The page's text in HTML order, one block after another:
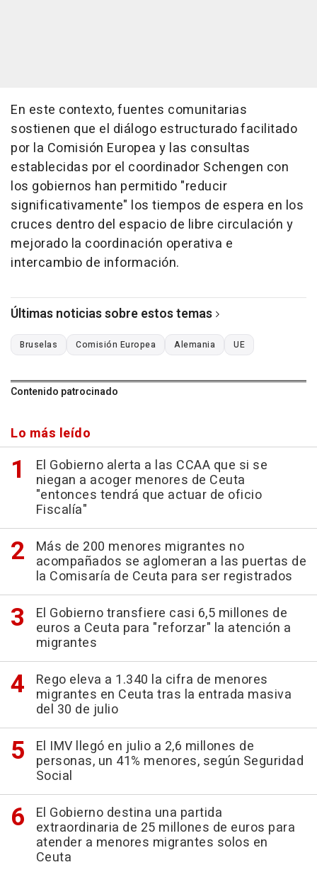
En este contexto, fuentes comunitarias
sostienen que el diálogo estructurado facilitado
por la Comisión Europea y las consultas
establecidas por el coordinador Schengen con
los gobiernos han permitido "reducir
significativamente" los tiempos de espera en los
cruces dentro del espacio de libre circulación y
mejorado la coordinación operativa e
intercambio de información.
Últimas noticias sobre estos temas
Bruselas Comisión Europea Alemania UE
Contenido patrocinado
Lo más leído
El Gobierno alerta a las CCAA que si se
niegan a acoger menores de Ceuta
"entonces tendrá que actuar de oficio
Fiscalía"
Más de 200 menores migrantes no
acompañados se aglomeran a las puertas de
la Comisaría de Ceuta para ser registrados
El Gobierno transfiere casi 6,5 millones de
euros a Ceuta para "reforzar" la atención a
migrantes
Rego eleva a 1.340 la cifra de menores
migrantes en Ceuta tras la entrada masiva
del 30 de julio
El IMV llegó en julio a 2,6 millones de
personas, un 41% menores, según Seguridad
Social
El Gobierno destina una partida
extraordinaria de 25 millones de euros para
atender a menores migrantes solos en
Ceuta